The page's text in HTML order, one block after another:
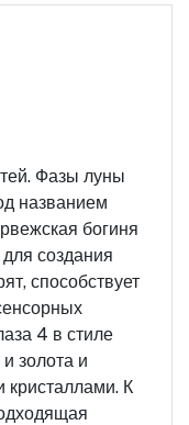
Фазы луны
названием
богиня
создания
способствует
4 в стиле
золота и
К